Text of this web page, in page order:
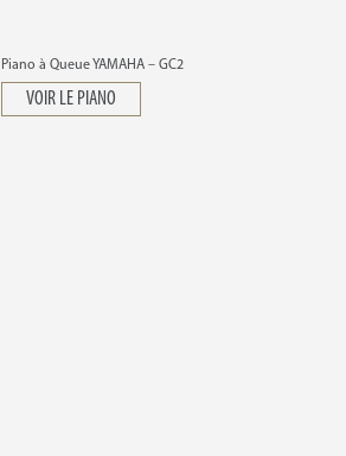
Piano à Queue YAMAHA – GC2
VOIR LE PIANO